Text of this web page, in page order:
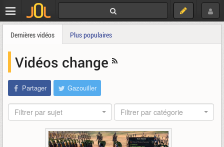
Dernières vidéos Plus populaires
Vidéos change
Partager Gazouiller
Filtrer par sujet Filtrer par catégorie